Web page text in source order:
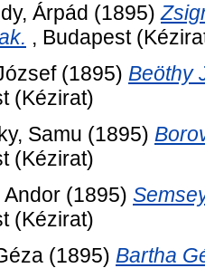
Árpád (1895)
, Budapest
(1895) Beöthy
(Kézirat)
Samu (1895)
(Kézirat)
Andor (1895)
(Kézirat)
(1895) Bartha